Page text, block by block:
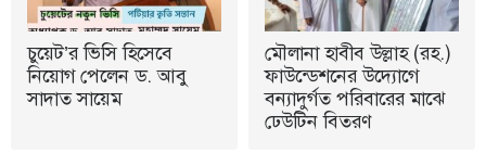
চুয়েট’র ভিসি হিসেবে
নিয়োগ পেলেন ড. আবু
সাদাত সায়েম
মৌলানা হাবীব উল্লাহ (রহ.)
ফাউন্ডেশনের উদ্যোগে
বন্যাদুর্গত পরিবারের মাঝে
ঢেউটিন বিতরণ